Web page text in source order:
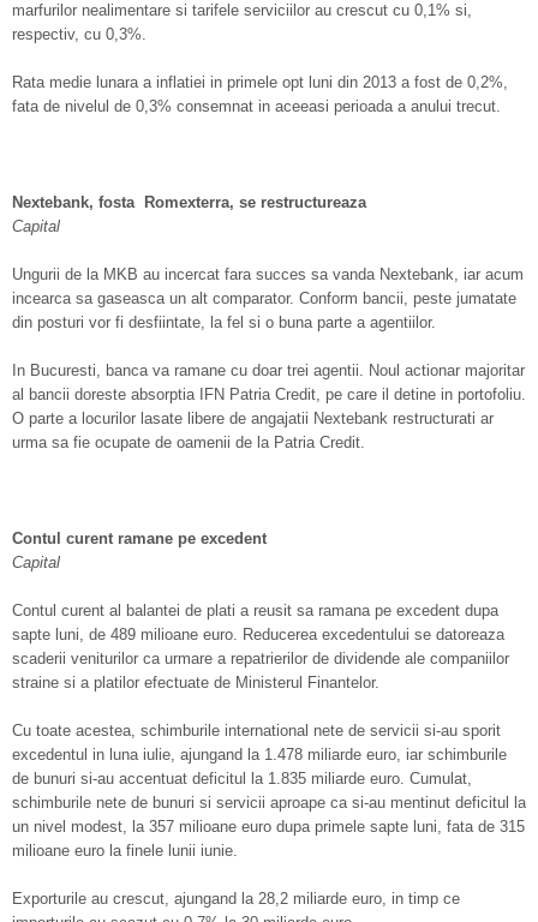
marfurilor nealimentare si tarifele serviciilor au crescut cu 0,1% si,
respectiv, cu 0,3%.
Rata medie lunara a inflatiei in primele opt luni din 2013 a fost de 0,2%,
fata de nivelul de 0,3% consemnat in aceeasi perioada a anului trecut.
Nextebank, fosta Romexterra, se restructureaza
Capital
Ungurii de la MKB au incercat fara succes sa vanda Nextebank, iar acum
incearca sa gaseasca un alt comparator. Conform bancii, peste jumatate
din posturi vor fi desfiintate, la fel si o buna parte a agentiilor.
In Bucuresti, banca va ramane cu doar trei agentii. Noul actionar majoritar
al bancii doreste absorptia IFN Patria Credit, pe care il detine in portofoliu.
O parte a locurilor lasate libere de angajatii Nextebank restructurati ar
urma sa fie ocupate de oamenii de la Patria Credit.
Contul curent ramane pe excedent
Capital
Contul curent al balantei de plati a reusit sa ramana pe excedent dupa
sapte luni, de 489 milioane euro. Reducerea excedentului se datoreaza
scaderii veniturilor ca urmare a repatrierilor de dividende ale companiilor
straine si a platilor efectuate de Ministerul Finantelor.
Cu toate acestea, schimburile international nete de servicii si-au sporit
excedentul in luna iulie, ajungand la 1.478 miliarde euro, iar schimburile
de bunuri si-au accentuat deficitul la 1.835 miliarde euro. Cumulat,
schimburile nete de bunuri si servicii aproape ca si-au mentinut deficitul la
un nivel modest, la 357 milioane euro dupa primele sapte luni, fata de 315
milioane euro la finele lunii iunie.
Exporturile au crescut, ajungand la 28,2 miliarde euro, in timp ce